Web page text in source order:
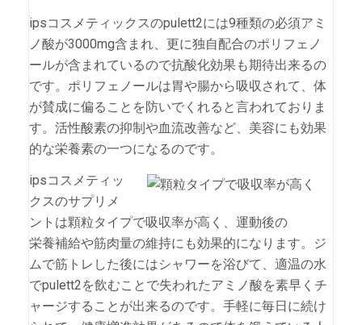
ipsコスメティックスのpulett2には9種類の必須アミ
ノ酸が3000mg含まれ、更に独自配合のポリフェノ
ールが含まれているので抗酸化効果も期待出来るの
です。ポリフェノールは胃や腸から吸収されて、体
が賛成に偏ることを防いでくれると言われておりま
す。活性酸素の抑制や血流改善など、美容にも効果
的な栄養素の一つになるのです。
ipsコスメティッ
クスのサプリメ
ントは顆粒タイプで吸収率が高く、運動後の
栄養補給や筋肉量の維持にも効果的になります。ジ
ムで筋トレした後にはシャワーを浴びて、適温の水
でpulett2を飲むことで失われたアミノ酸を素早くチ
ャージすることが出来るのです。手軽に毎日に続け